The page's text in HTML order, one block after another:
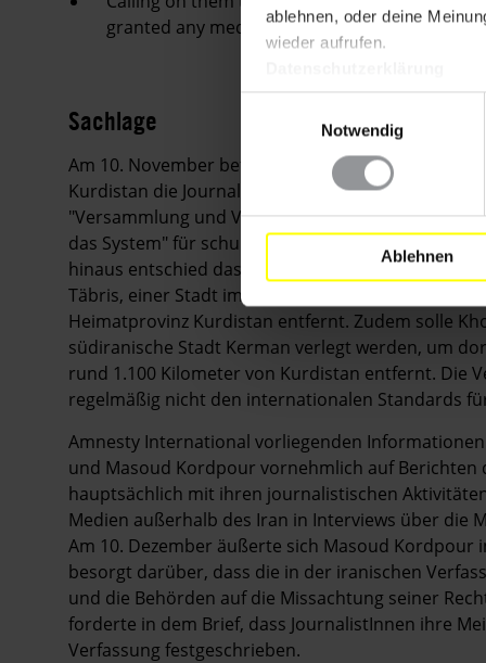
ablehnen, oder deine
wieder aufrufen.
Notwendig
Ablehnen
granted any medical attention they may
Sachlage
Am 10. November befand das Revolutionsgericht
Kurdistan die Journalisten Khosro Kordpour und
"Versammlung und Verschwörung gegen die
das System" für schuldig und verurteilte sie zu
hinaus entschied das Gericht, Khosro Kordpour
Täbris, einer Stadt im Nordwesten des Iran,
Heimatprovinz Kurdistan entfernt. Zudem solle
südiranische Stadt Kerman verlegt werden, um
rund 1.100 Kilometer von Kurdistan entfernt. Die
regelmäßig nicht den internationalen Standards
Amnesty International vorliegenden
und Masoud Kordpour vornehmlich auf
hauptsächlich mit ihren journalistischen
Medien außerhalb des Iran in Interviews über die
Am 10. Dezember äußerte sich Masoud
besorgt darüber, dass die in der iranischen
und die Behörden auf die Missachtung seiner
forderte in dem Brief, dass JournalistInnen ihre
Verfassung festgeschrieben.